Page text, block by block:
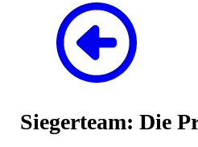
Siegerteam: Die